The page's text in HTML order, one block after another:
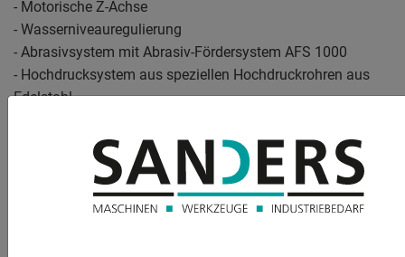
- Motorische Z-Achse
- Wasserniveauregulierung
- Abrasivsystem mit Abrasiv-Fördersystem AFS 1000
- Hochdrucksystem aus speziellen Hochdruckrohren aus
Edelstahl
- OMAX PC-Steuerungssoftware Intelli-MAX für MAXIEM
- OMAX PC-Steuerungssoftware Intelli-MAX Premium
- Schneidkopf-Technologie auf Basis des 5-Achs-
Winkelschneidkopfes A-Jet